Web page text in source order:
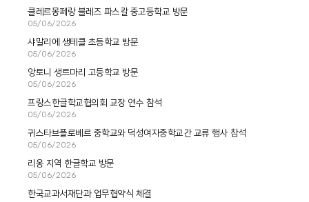
클레르몽페랑 블레즈 파스칼 중고등학교 방문
05/06/2026
샤말리에 생테클 초등학교 방문
05/06/2026
앙토니 생트마리 고등학교 방문
05/06/2026
프랑스한글학교협의회 교장 연수 참석
05/06/2026
귀스타브플로베르 중학교와 덕성여자중학교간 교류 행사 참석
05/06/2026
리옹 지역 한글학교 방문
05/06/2026
한국교과서재단과 업무협약식 체결